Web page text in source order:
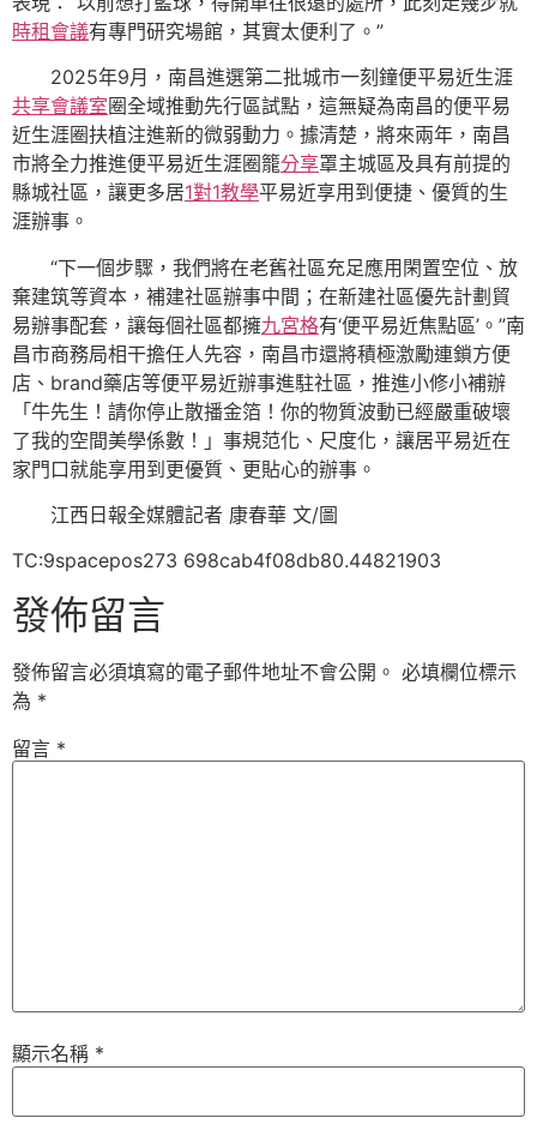
時租會議有專門研究場館，其實太便利了。”
2025年9月，南昌進選第二批城市一刻鐘便平易近生涯
共享會議室圈全域推動先行區試點，這無疑為南昌的便平易
近生涯圈扶植注進新的微弱動力。據清楚，將來兩年，南昌
市將全力推進便平易近生涯圈籠分享罩主城區及具有前提的
縣城社區，讓更多居1對1教學平易近享用到便捷、優質的生
涯辦事。
“下一個步驟，我們將在老舊社區充足應用閑置空位、放
棄建筑等資本，補建社區辦事中間；在新建社區優先計劃貿
易辦事配套，讓每個社區都擁九宮格有‘便平易近焦點區’。”南
昌市商務局相干擔任人先容，南昌市還將積極激勵連鎖方便
店、brand藥店等便平易近辦事進駐社區，推進小修小補辦
「牛先生！請你停止散播金箔！你的物質波動已經嚴重破壞
了我的空間美學係數！」事規范化、尺度化，讓居平易近在
家門口就能享用到更優質、更貼心的辦事。
江西日報全媒體記者 康春華 文/圖
TC:9spacepos273 698cab4f08db80.44821903
發佈留言
發佈留言必須填寫的電子郵件地址不會公開。 必填欄位標示
為 *
留言 *
顯示名稱 *